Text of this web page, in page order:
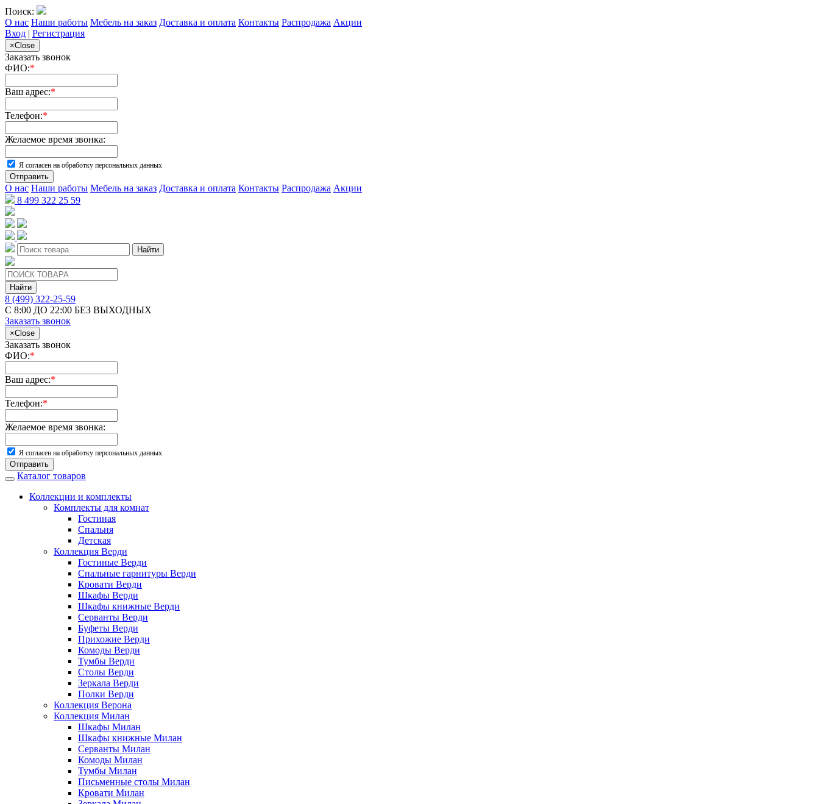
Поиск:
О нас Наши работы Мебель на заказ Доставка и оплата Контакты Распродажа Акции
Вход | Регистрация
×Close
Заказать звонок
ФИО:*
Ваш адрес:*
Телефон:*
Желаемое время звонка:
Я согласен на обработку персональных данных
Отправить
О нас Наши работы Мебель на заказ Доставка и оплата Контакты Распродажа Акции
8 499 322 25 59
Найти
Найти
8 (499) 322-25-59
С 8:00 ДО 22:00 БЕЗ ВЫХОДНЫХ
Заказать звонок
×Close
Заказать звонок
ФИО:*
Ваш адрес:*
Телефон:*
Желаемое время звонка:
Я согласен на обработку персональных данных
Отправить
Каталог товаров
Коллекции и комплекты
Комплекты для комнат
Гостиная
Спальня
Детская
Коллекция Верди
Гостиные Верди
Спальные гарнитуры Верди
Кровати Верди
Шкафы Верди
Шкафы книжные Верди
Серванты Верди
Буфеты Верди
Прихожие Верди
Комоды Верди
Тумбы Верди
Столы Верди
Зеркала Верди
Полки Верди
Коллекция Верона
Коллекция Милан
Шкафы Милан
Шкафы книжные Милан
Серванты Милан
Комоды Милан
Тумбы Милан
Письменные столы Милан
Кровати Милан